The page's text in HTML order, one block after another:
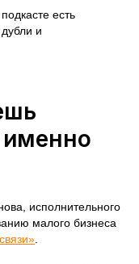
есть
и
именно
исполнительного
малого бизнеса
.